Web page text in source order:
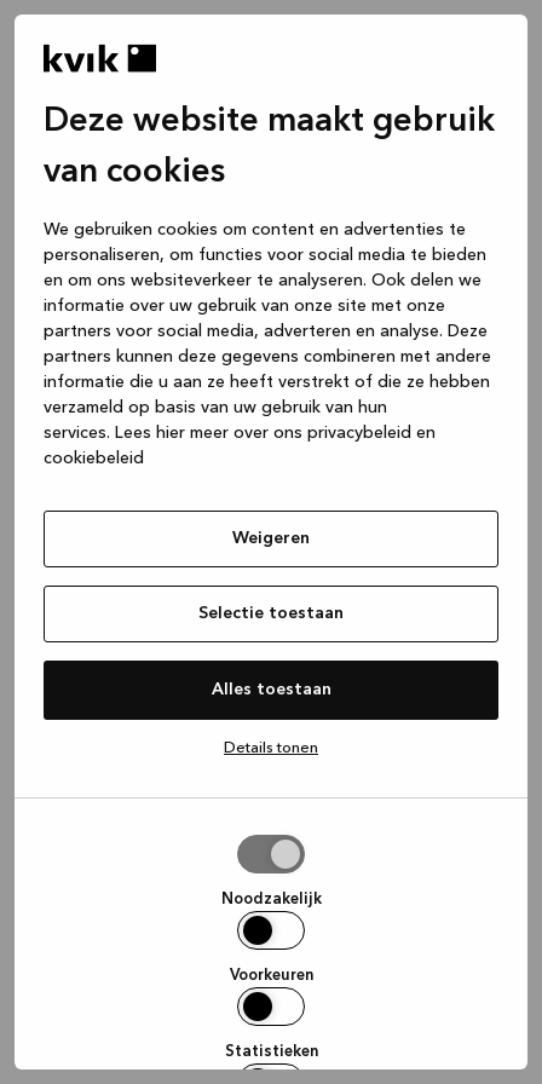
Deze website maakt gebruik
van cookies
We gebruiken cookies om content en advertenties te
personaliseren, om functies voor social media te bieden
en om ons websiteverkeer te analyseren. Ook delen we
informatie over uw gebruik van onze site met onze
partners voor social media, adverteren en analyse. Deze
partners kunnen deze gegevens combineren met andere
informatie die u aan ze heeft verstrekt of die ze hebben
verzameld op basis van uw gebruik van hun
services. Lees hier meer over ons privacybeleid en
cookiebeleid
Weigeren
Selectie toestaan
Alles toestaan
Details tonen
Noodzakelijk
Voorkeuren
Statistieken
(see the browser console for more
information).